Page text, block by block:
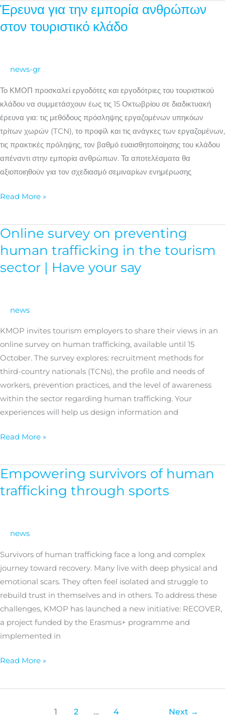
Έρευνα για την εμπορία ανθρώπων
στον τουριστικό κλάδο
news-gr
Το ΚΜΟΠ προσκαλεί εργοδότες και εργοδότριες του τουριστικού
κλάδου να συμμετάσχουν έως τις 15 Οκτωβρίου σε διαδικτυακή
έρευνα για: τις μεθόδους πρόσληψης εργαζομένων υπηκόων
τρίτων χωρών (TCN), το προφίλ και τις ανάγκες των εργαζομένων,
τις πρακτικές πρόληψης, τον βαθμό ευαισθητοποίησης του κλάδου
απέναντι στην εμπορία ανθρώπων. Τα αποτελέσματα θα
αξιοποιηθούν για τον σχεδιασμό σεμιναρίων ενημέρωσης
Έρευνα
την
στον
τουριστικό
κλάδο
Read More »
Online survey on preventing
human trafficking in the tourism
sector | Have your say
news
KMOP invites tourism employers to share their views in an
online survey on human trafficking, available until 15
October. The survey explores: recruitment methods for
third-country nationals (TCNs), the profile and needs of
workers, prevention practices, and the level of awareness
within the sector regarding human trafficking. Your
experiences will help us design information and
Online
survey
on
preventing
Read More »
Empowering survivors of human
trafficking through sports
news
Survivors of human trafficking face a long and complex
journey toward recovery. Many live with deep physical and
emotional scars. They often feel isolated and struggle to
rebuild trust in themselves and in others. To address these
challenges, KMOP has launched a new initiative: RECOVER,
a project funded by the Erasmus+ programme and
implemented in
Empowering
survivors
of
through
sports
Read More »
1 2 … 4 Next →